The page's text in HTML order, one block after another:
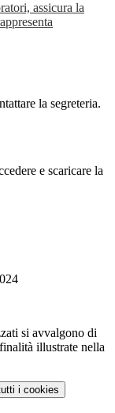
assicura la
la segreteria.
e scaricare la
si avvalgono di
illustrate nella
i cookies